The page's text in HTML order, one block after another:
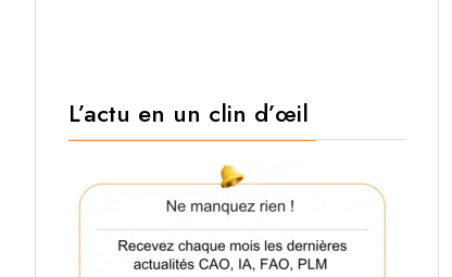
L’actu en un clin d’œil